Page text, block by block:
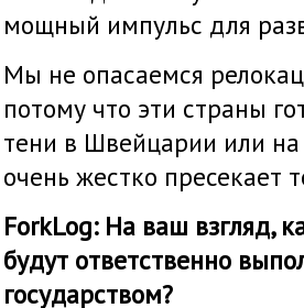
мощный импульс для
Мы не опасаемся
потому что эти страны
тени в Швейцарии или на
очень жестко пресекает
ForkLog: На ваш взгляд,
будут ответственно
государством?